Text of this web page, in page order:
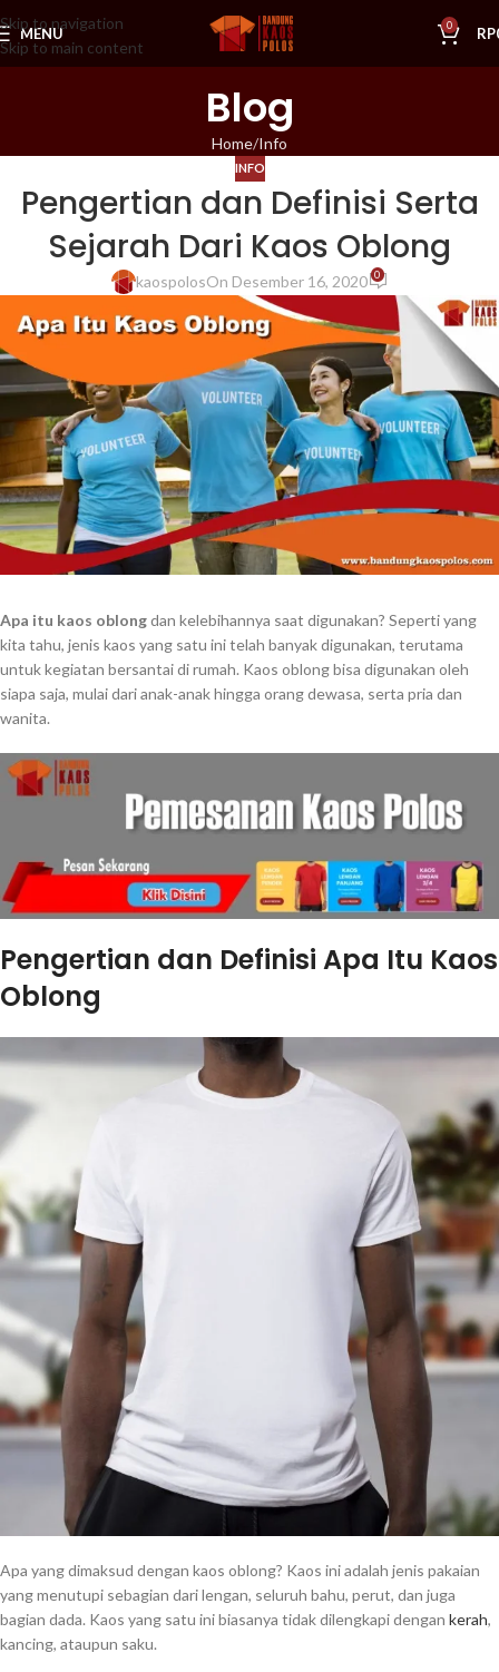
Skip to navigation
Skip to main content
MENU 0 RP
Blog
Home Info
INFO
Pengertian dan Definisi Serta
Sejarah Dari Kaos Oblong
kaospolosOn Desember 16, 2020 0
Apa itu kaos oblongdan kelebihannya saat digunakan? Seperti yang
kita tahu, jenis kaos yang satu ini telah banyak digunakan, terutama
untuk kegiatan bersantai di rumah. Kaos oblong bisa digunakan oleh
siapa saja, mulai dari anak-anak hingga orang dewasa, serta pria dan
wanita.
Pengertian dan Definisi Apa Itu Kaos
Oblong
Apa yang dimaksud dengan kaos oblong? Kaos ini adalah jenis pakaian
yang menutupi sebagian dari lengan, seluruh bahu, perut, dan juga
bagian dada. Kaos yang satu ini biasanya tidak dilengkapi dengan kerah,
kancing, ataupun saku.